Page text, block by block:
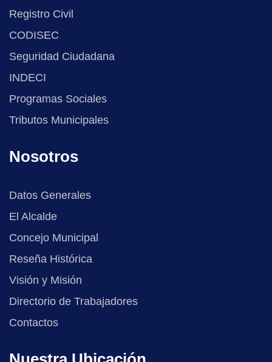
Registro Civil
CODISEC
Seguridad Ciudadana
INDECI
Programas Sociales
Tributos Municipales
Nosotros
Datos Generales
El Alcalde
Concejo Municipal
Reseña Histórica
Visión y Misión
Directorio de Trabajadores
Contactos